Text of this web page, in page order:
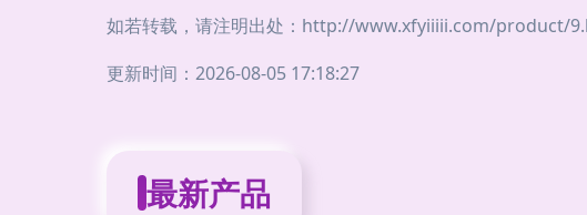
如若转载，请注明出处：http://www.xfyiiiii.com/product/
更新时间：2026-08-05 17:18:27
最新产品